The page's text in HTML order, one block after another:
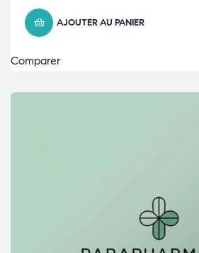
AJOUTER AU PANIER
Comparer